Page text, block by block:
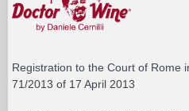
Registration to the Court of Rome
71/2013 of 17 April 2013